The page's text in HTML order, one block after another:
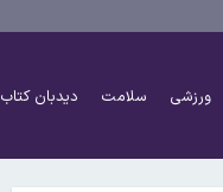
ورزشی سلامت دیدبان کتاب